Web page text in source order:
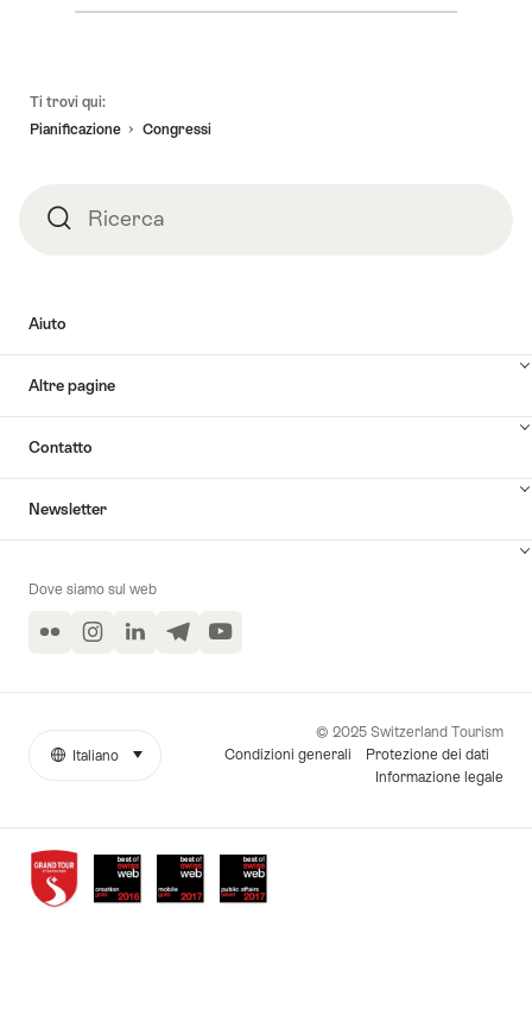
Ti trovi qui:
Pianificazione
Congressi
RicercaRicerca
Aiuto
Altre pagine
Contatto
Newsletter
Dove siamo sul web
Flickr InstagramLinkedInTelegramYouTube
Awards
More
© 2025 Switzerland Tourism
Condizioni generali
Protezione dei dati
Informazione legale
Lingua
Italiano seleziona (clicca per visualizzare)